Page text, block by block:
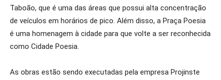
Taboão, que é uma das áreas que possui alta concentração
de veículos em horários de pico. Além disso, a Praça Poesia
é uma homenagem à cidade para que volte a ser reconhecida
como Cidade Poesia.
As obras estão sendo executadas pela empresa Projinste